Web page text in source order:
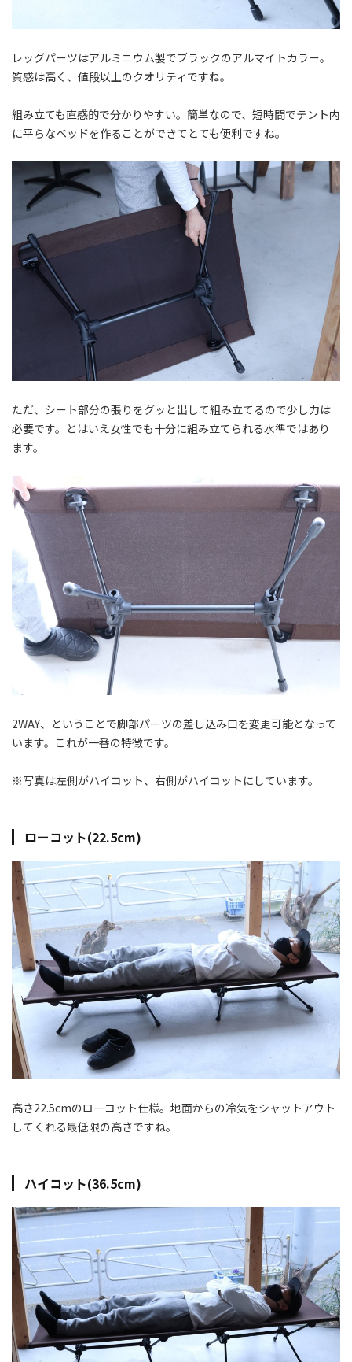
レッグパーツはアルミニウム製でブラックのアルマイトカラー。
質感は高く、値段以上のクオリティですね。
組み立ても直感的で分かりやすい。簡単なので、短時間でテント内
に平らなベッドを作ることができてとても便利ですね。
ただ、シート部分の張りをグッと出して組み立てるので少し力は
必要です。とはいえ女性でも十分に組み立てられる水準ではあり
ます。
2WAY、ということで脚部パーツの差し込み口を変更可能となって
います。これが一番の特徴です。
※写真は左側がハイコット、右側がハイコットにしています。
ローコット(22.5cm)
高さ22.5cmのローコット仕様。地面からの冷気をシャットアウト
してくれる最低限の高さですね。
ハイコット(36.5cm)